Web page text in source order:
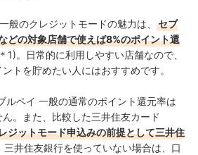
般のクレジットモードの魅力は、
セブ
どの対象店舗で使えば8%のポイント還
1)。日常的に利用しやすい店舗なので、
トを貯めたい人にはおすすめです。
ルペイ 一般の通常のポイント還元率は
。また、比較した三井住友カード
ジットモード申込みの前提として三井住
三井住友銀行を使っていない場合は、口